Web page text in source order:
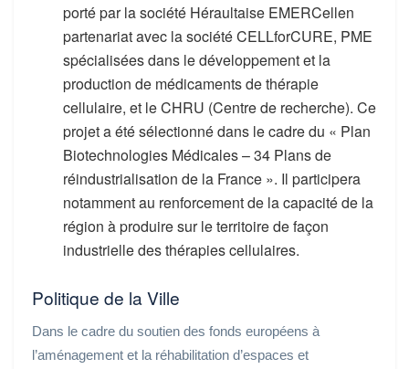
porté par la société Héraultaise EMERCellen
partenariat avec la société CELLforCURE, PME
spécialisées dans le développement et la
production de médicaments de thérapie
cellulaire, et le CHRU (Centre de recherche). Ce
projet a été sélectionné dans le cadre du « Plan
Biotechnologies Médicales – 34 Plans de
réindustrialisation de la France ». Il participera
notamment au renforcement de la capacité de la
région à produire sur le territoire de façon
industrielle des thérapies cellulaires.
Politique de la Ville
Dans le cadre du soutien des fonds européens à
l’aménagement et la réhabilitation d’espaces et